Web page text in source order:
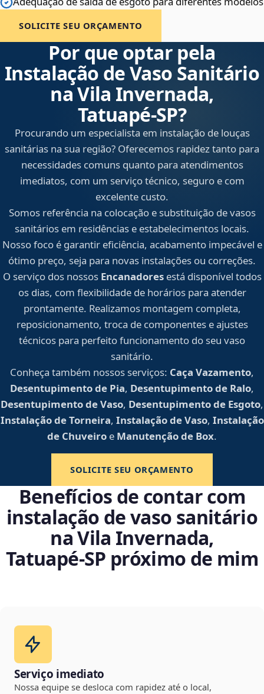
SOLICITE SEU ORÇAMENTO
Por que optar pela
Instalação de Vaso Sanitário
na Vila Invernada,
Tatuapé‑SP?
Procurando um especialista em instalação de louças
sanitárias na sua região? Oferecemos rapidez tanto para
necessidades comuns quanto para atendimentos
imediatos, com um serviço técnico, seguro e com
excelente custo.
Somos referência na colocação e substituição de vasos
sanitários em residências e estabelecimentos locais.
Nosso foco é garantir eficiência, acabamento impecável e
ótimo preço, seja para novas instalações ou correções.
O serviço dos nossos Encanadoresestá disponível todos
os dias, com flexibilidade de horários para atender
prontamente. Realizamos montagem completa,
reposicionamento, troca de componentes e ajustes
técnicos para perfeito funcionamento do seu vaso
sanitário.
Conheça também nossos serviços: Caça Vazamento,
Desentupimento de Pia, Desentupimento de Ralo,
Desentupimento de Vaso, Desentupimento de Esgoto,
Instalação de Torneira, Instalação de Vaso, Instalação
de Chuveiro e Manutenção de Box.
SOLICITE SEU ORÇAMENTO
Benefícios de contar com
instalação de vaso sanitário
na Vila Invernada,
Tatuapé‑SP próximo de mim
Serviço imediato
Nossa equipe se desloca com rapidez até o local,